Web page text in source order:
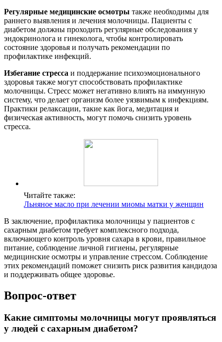
Регулярные медицинские осмотры также необходимы для
раннего выявления и лечения молочницы. Пациенты с
диабетом должны проходить регулярные обследования у
эндокринолога и гинеколога, чтобы контролировать
состояние здоровья и получать рекомендации по
профилактике инфекций.
Избегание стресса и поддержание психоэмоционального
здоровья также могут способствовать профилактике
молочницы. Стресс может негативно влиять на иммунную
систему, что делает организм более уязвимым к инфекциям.
Практики релаксации, такие как йога, медитация и
физическая активность, могут помочь снизить уровень
стресса.
Читайте также:
Льняное масло при лечении миомы матки у женщин
В заключение, профилактика молочницы у пациентов с
сахарным диабетом требует комплексного подхода,
включающего контроль уровня сахара в крови, правильное
питание, соблюдение личной гигиены, регулярные
медицинские осмотры и управление стрессом. Соблюдение
этих рекомендаций поможет снизить риск развития кандидоза
и поддерживать общее здоровье.
Вопрос-ответ
Какие симптомы молочницы могут проявляться
у людей с сахарным диабетом?